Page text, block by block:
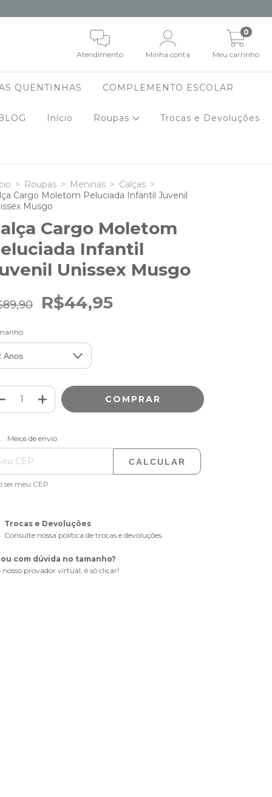
Atendimento Minha conta Meu carrinho
0
QUENTINHAS COMPLEMENTO ESCOLAR
Início Roupas Trocas e Devoluções
> Roupas > Meninas > Calças >
Cargo Moletom Peluciada Infantil Juvenil
Musgo
Cargo Moletom
Infantil
Unissex Musgo
R$44,95
para o CEP:
Meios de envio
CALCULAR
sei meu CEP
Trocas e Devoluções
Consulte nossa política de trocas e devoluções.
com dúvida no tamanho?
nosso provador virtual, é só clicar!